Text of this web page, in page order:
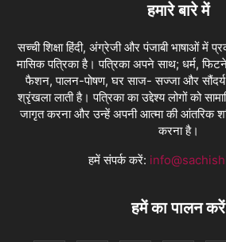
हमारे बारे में
सच्ची शिक्षा हिंदी, अंग्रेजी और पंजाबी भाषाओं में
मासिक पत्रिका है। पत्रिका अपने साथ; धर्म,
फैशन, पालन-पोषण, घर साज- सज्जा और सौंदर्य
श्रृंखला लाती है। पत्रिका का उद्देश्य लोगों को
जागृत करना और उन्हें अपनी आत्मा की आंतरिक
करना है।
हमें संपर्क करें:
हमें का पालन करें